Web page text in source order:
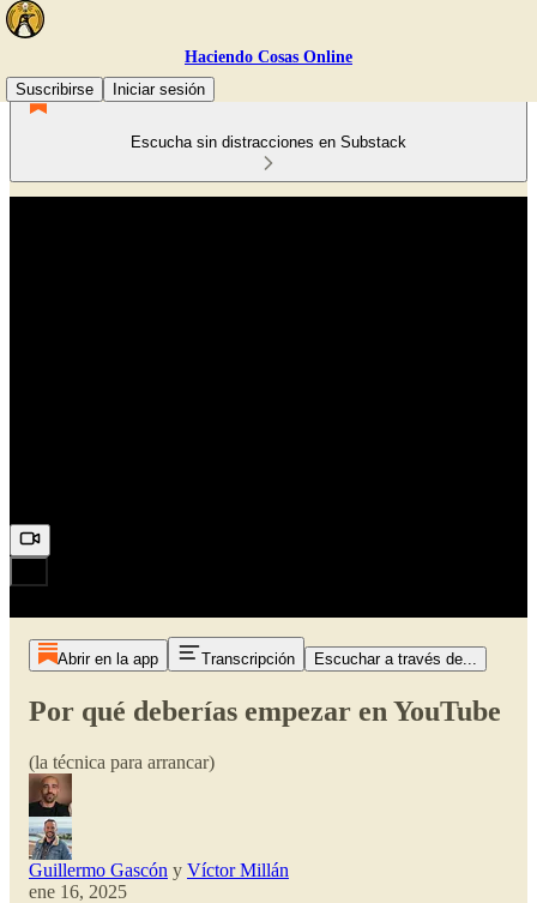
Haciendo Cosas Online
Suscribirse
Iniciar sesión
Escucha sin distracciones en Substack
Abrir en la app Transcripción Escuchar a través de...
Por qué deberías empezar en YouTube
(la técnica para arrancar)
Guillermo Gascón y Víctor Millán
ene 16, 2025